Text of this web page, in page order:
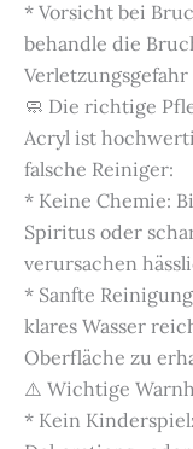
* Vorsicht bei
behandle die
🧼 Die richtige
Acryl ist
falsche Reiniger:
* Keine Chemie:
Spiritus oder
verursachen
* Sanfte
klares Wasser
Oberfläche zu
⚠️ Wichtige
* Kein